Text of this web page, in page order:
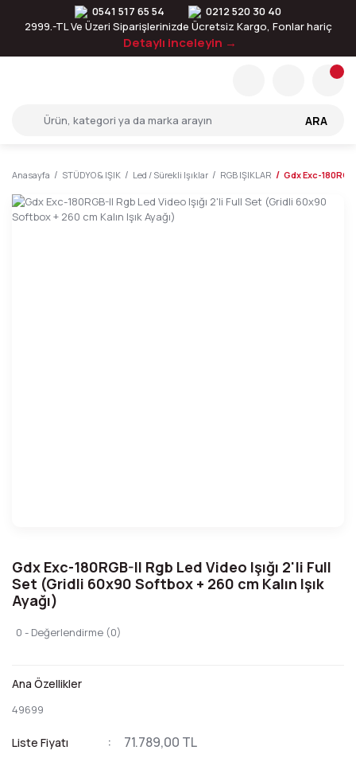
0541 517 65 54
0212 520 30 40
2999.-TL Ve Üzeri Siparişlerinizde Ücretsiz Kargo, Fonlar hariç
Detaylı inceleyin →
ARA
Anasayfa STÜDYO & IŞIK Led / Sürekli Işıklar RGB IŞIKLAR Gdx Exc-
Gdx Exc-180RGB-II Rgb Led Video Işığı 2'li Full
Set (Gridli 60x90 Softbox + 260 cm Kalın Işık
Ayağı)
0 - Değerlendirme (0)
Ana Özellikler
49699
Liste Fiyatı 71.789,00 TL